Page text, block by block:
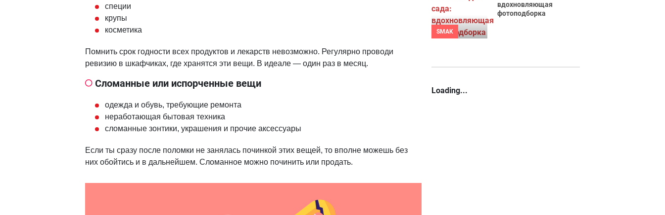
специи
крупы
косметика
Помнить срок годности всех продуктов и лекарств невозможно. Регулярно проводи
ревизию в шкафчиках, где хранятся эти вещи. В идеале — один раз в месяц.
Сломанные или испорченные вещи
одежда и обувь, требующие ремонта
неработающая бытовая техника
сломанные зонтики, украшения и прочие аксессуары
Если ты сразу после поломки не занялась починкой этих вещей, то вполне можешь без
них обойтись и в дальнейшем. Сломанное можно починить или продать.
SMAK
вдохновляющая
фотоподборка
Loading...